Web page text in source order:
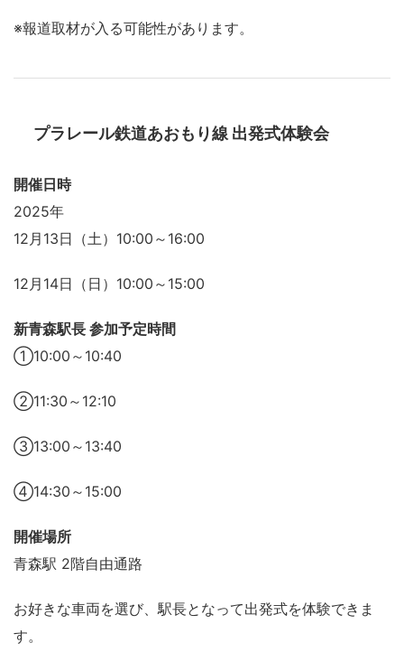
※報道取材が入る可能性があります。
プラレール鉄道あおもり線 出発式体験会
開催日時
2025年
12月13日（土）10:00～16:00
12月14日（日）10:00～15:00
新青森駅長 参加予定時間
①10:00～10:40
②11:30～12:10
③13:00～13:40
④14:30～15:00
開催場所
青森駅 2階自由通路
お好きな車両を選び、駅長となって出発式を体験できま
す。